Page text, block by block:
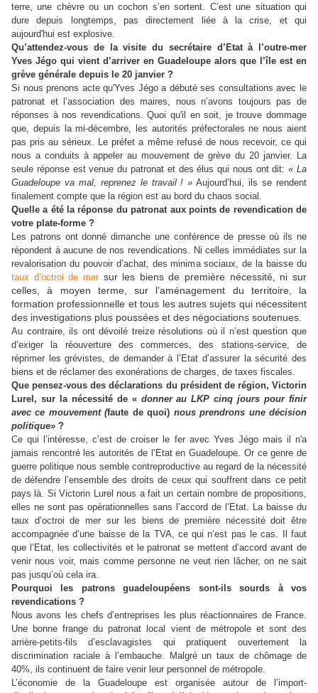
terre, une chèvre ou un cochon s’en sortent. C’est une situation qui
dure depuis longtemps, pas directement liée à la crise, et qui
aujourd'hui est explosive.
Qu’attendez-vous de la visite du secrétaire d’Etat à l’outre-mer
Yves Jégo qui vient d’arriver en Guadeloupe alors que l’île est en
grève générale depuis le 20 janvier ?
Si nous prenons acte qu'Yves Jégo a débuté ses consultations avec le
patronat et l’association des maires, nous n’avons toujours pas de
réponses à nos revendications. Quoi qu'il en soit, je trouve dommage
que, depuis la mi-décembre, les autorités préfectorales ne nous aient
pas pris au sérieux. Le préfet a même refusé de nous recevoir, ce qui
nous a conduits à appeler au mouvement de grève du 20 janvier. La
seule réponse est venue du patronat et des élus qui nous ont dit:« La
Guadeloupe va mal, reprenez le travail ! » Aujourd’hui, ils se rendent
finalement compte que la région est au bord du chaos social.
Quelle a été la réponse du patronat aux points de revendication de
votre plate-forme ?
Les patrons ont donné dimanche une conférence de presse où ils ne
répondent à aucune de nos revendications. Ni celles immédiates sur la
revalorisation du pouvoir d’achat, des minima sociaux, de la baisse du
taux d’octroi de mersur les biens de première nécessité, ni sur
celles, à moyen terme, sur l’aménagement du territoire, la
formation professionnelle et tous les autres sujets qui nécessitent
des investigations plus poussées et des négociations soutenues.
Au contraire, ils ont dévoilé treize résolutions où il n’est question que
d’exiger la réouverture des commerces, des stations-service, de
réprimer les grévistes, de demander à l’Etat d’assurer la sécurité des
biens et de réclamer des exonérations de charges, de taxes fiscales.
Que pensez-vous des déclarations du président de région, Victorin
Lurel, sur la nécessité de « donner au LKP cinq jours pour finir
avec ce mouvement (faute de quoi) nous prendrons une décision
politique» ?
Ce qui l’intéresse, c’est de croiser le fer avec Yves Jégo mais il n'a
jamais rencontré les autorités de l’Etat en Guadeloupe. Or ce genre de
guerre politique nous semble contreproductive au regard de la nécessité
de défendre l’ensemble des droits de ceux qui souffrent dans ce petit
pays là. Si Victorin Lurel nous a fait un certain nombre de propositions,
elles ne sont pas opérationnelles sans l’accord de l’Etat. La baisse du
taux d’octroi de mer sur les biens de première nécessité doit être
accompagnée d’une baisse de la TVA, ce qui n’est pas le cas. Il faut
que l’Etat, les collectivités et le patronat se mettent d’accord avant de
venir nous voir, mais comme personne ne veut rien lâcher, on ne sait
pas jusqu’où cela ira.
Pourquoi les patrons guadeloupéens sont-ils sourds à vos
revendications ?
Nous avons les chefs d’entreprises les plus réactionnaires de France.
Une bonne frange du patronat local vient de métropole et sont des
arrière-petits-fils d’esclavagistes qui pratiquent ouvertement la
discrimination raciale à l’embauche. Malgré un taux de chômage de
40%, ils continuent de faire venir leur personnel de métropole.
L’économie de la Guadeloupe est organisée autour de l’import-